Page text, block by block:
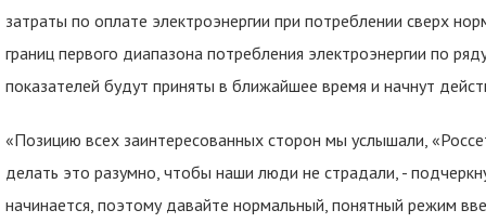
затраты по оплате электроэнергии при потреблении сверх
границ первого диапазона потребления электроэнергии по
показателей будут приняты в ближайшее время и начнут
«Позицию всех заинтересованных сторон мы услышали,
делать это разумно, чтобы наши люди не страдали, -
начинается, поэтому давайте нормальный, понятный режим